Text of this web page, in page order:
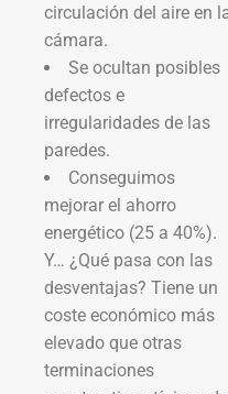
circulación del aire en
cámara.
Se ocultan posibles
defectos e
irregularidades de las
paredes.
Conseguimos
mejorar el ahorro
energético (25 a 40%).
Y… ¿Qué pasa con las
desventajas? Tiene un
coste económico más
elevado que otras
terminaciones